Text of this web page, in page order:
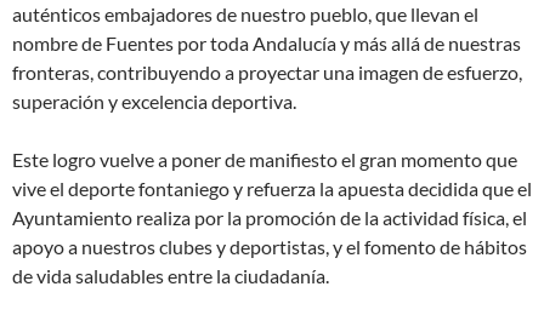
auténticos embajadores de nuestro pueblo, que llevan el
nombre de Fuentes por toda Andalucía y más allá de nuestras
fronteras, contribuyendo a proyectar una imagen de esfuerzo,
superación y excelencia deportiva.
Este logro vuelve a poner de manifiesto el gran momento que
vive el deporte fontaniego y refuerza la apuesta decidida que el
Ayuntamiento realiza por la promoción de la actividad física, el
apoyo a nuestros clubes y deportistas, y el fomento de hábitos
de vida saludables entre la ciudadanía.